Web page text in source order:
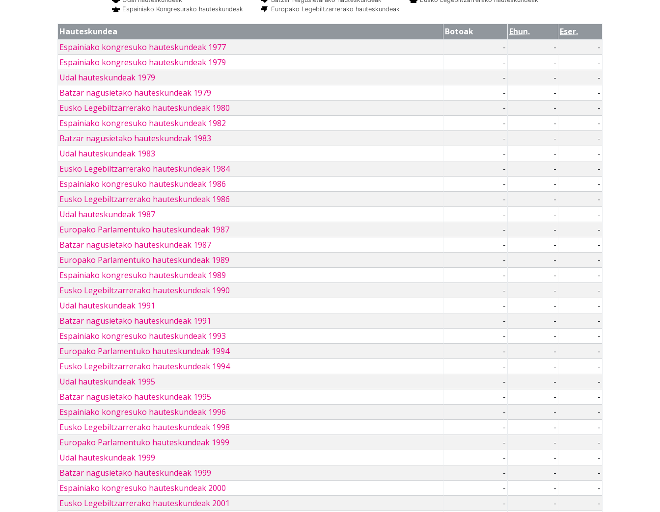
Espainiako Kongresurako hauteskundeak
Europako Legebiltzarrerako hauteskundeak
Hauteskundea Botoak Ehun.
Eser.
Espainiako kongresuko hauteskundeak 1977
- -
-
Espainiako kongresuko hauteskundeak 1979
- -
-
Udal hauteskundeak 1979
- -
-
Batzar nagusietako hauteskundeak 1979
- -
-
Eusko Legebiltzarrerako hauteskundeak 1980
- -
-
Espainiako kongresuko hauteskundeak 1982
- -
-
Batzar nagusietako hauteskundeak 1983
- -
-
Udal hauteskundeak 1983
- -
-
Eusko Legebiltzarrerako hauteskundeak 1984
- -
-
Espainiako kongresuko hauteskundeak 1986
- -
-
Eusko Legebiltzarrerako hauteskundeak 1986
- -
-
Udal hauteskundeak 1987
- -
-
Europako Parlamentuko hauteskundeak 1987
- -
-
Batzar nagusietako hauteskundeak 1987
- -
-
Europako Parlamentuko hauteskundeak 1989
- -
-
Espainiako kongresuko hauteskundeak 1989
- -
-
Eusko Legebiltzarrerako hauteskundeak 1990
- -
-
Udal hauteskundeak 1991
- -
-
Batzar nagusietako hauteskundeak 1991
- -
-
Espainiako kongresuko hauteskundeak 1993
- -
-
Europako Parlamentuko hauteskundeak 1994
- -
-
Eusko Legebiltzarrerako hauteskundeak 1994
- -
-
Udal hauteskundeak 1995
- -
-
Batzar nagusietako hauteskundeak 1995
- -
-
Espainiako kongresuko hauteskundeak 1996
- -
-
Eusko Legebiltzarrerako hauteskundeak 1998
- -
-
Europako Parlamentuko hauteskundeak 1999
- -
-
Udal hauteskundeak 1999
- -
-
Batzar nagusietako hauteskundeak 1999
- -
-
Espainiako kongresuko hauteskundeak 2000
- -
-
Eusko Legebiltzarrerako hauteskundeak 2001
- -
-